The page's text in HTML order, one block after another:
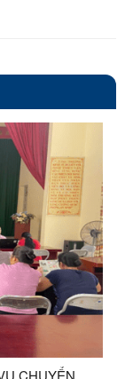
CHUYỂN